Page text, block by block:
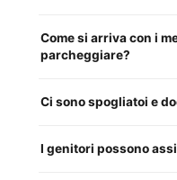
Come si arriva con i
parcheggiare?
Ci sono spogliatoi e
I genitori possono